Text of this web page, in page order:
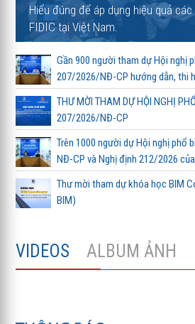
Hiểu đúng để áp dụng hiệu quả
FIDIC tại Việt Nam.
Gần 900 người tham dự Hội nghị
207/2026/NĐ-CP hướng dẫn, thi
THƯ MỜI THAM DỰ HỘI NGHỊ
207/2026/NĐ-CP
Trên 1000 người dự Hội nghị phổ
NĐ-CP và Nghị định 212/2026
Thư mời tham dự khóa học BIM
BIM)
VIDEOS ALBUM ẢNH